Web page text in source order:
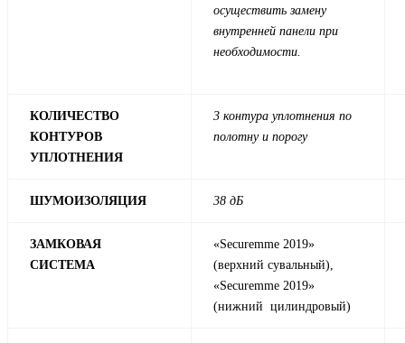
осуществить замену
внутренней панели при
необходимости.
КОЛИЧЕСТВО
КОНТУРОВ
УПЛОТНЕНИЯ
3 контура уплотнения по
полотну и порогу
ШУМОИЗОЛЯЦИЯ 38 дБ
ЗАМКОВАЯ
СИСТЕМА
«Securemme 2019»
(верхний сувальный),
«Securemme 2019»
(нижний цилиндровый)